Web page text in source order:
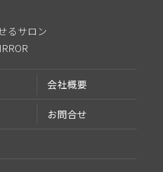
るサロン
会社概要
お問合せ